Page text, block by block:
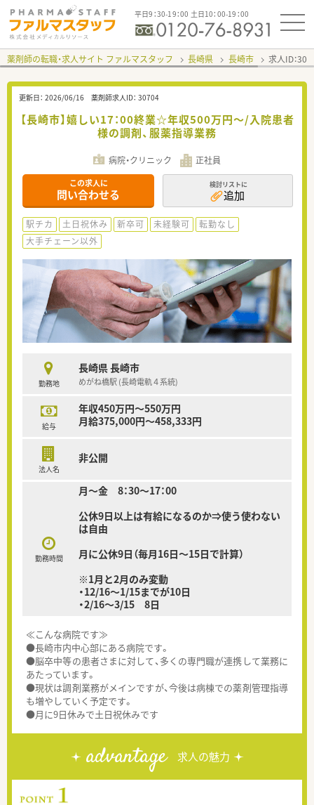
平日9：30-19：00 土日10：00-19：00
薬剤師の転職・求人サイト ファルマスタッフ 長崎県 長崎市 求人ID：
更新日： 2026/06/16 薬剤師求人ID： 30704
【長崎市】嬉しい17：00終業☆年収500万円～/入院患者
様の調剤、服薬指導業務
病院・クリニック 正社員
この求人に
問い合わせる
検討リストに
追加
駅チカ 土日祝休み 新卒可 未経験可
転勤なし
大手チェーン以外
勤務地
長崎県 長崎市
めがね橋駅 (長崎電軌４系統)
給与
年収450万円～550万円
月給375,000円～458,333円
法人名
非公開
勤務時間
月～金 8：30～17：00
公休9日以上は有給になるのか⇒使う使わない
は自由
月に公休9日（毎月16日～15日で計算）
※1月と2月のみ変動
・12/16～1/15までが10日
・2/16～3/15 8日
≪こんな病院です≫
●長崎市内中心部にある病院です。
●脳卒中等の患者さまに対して、多くの専門職が連携して業務に
あたっています。
●現状は調剤業務がメインですが、今後は病棟での薬剤管理指導
も増やしていく予定です。
●月に9日休みで土日祝休みです
advantage 求人の魅力